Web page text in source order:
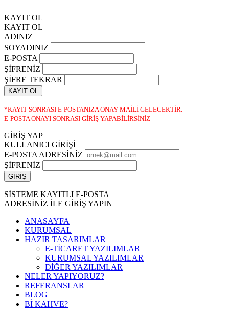
KAYIT OL
KAYIT OL
ADINIZ
SOYADINIZ
E-POSTA
ŞİFRENİZ
ŞİFRE TEKRAR
KAYIT OL
*KAYIT SONRASI E-POSTANIZA ONAY MAİLİ GELECEKTİR.
E-POSTA ONAYI SONRASI GİRİŞ YAPABİLİRSİNİZ
GİRİŞ YAP
KULLANICI GİRİŞİ
E-POSTA ADRESİNİZ
ŞİFRENİZ
SİSTEME KAYITLI E-POSTA
ADRESİNİZ İLE GİRİŞ YAPIN
ANASAYFA
KURUMSAL
HAZIR TASARIMLAR
E-TİCARET YAZILIMLAR
KURUMSAL YAZILIMLAR
DİĞER YAZILIMLAR
NELER YAPIYORUZ?
REFERANSLAR
BLOG
Bİ KAHVE?